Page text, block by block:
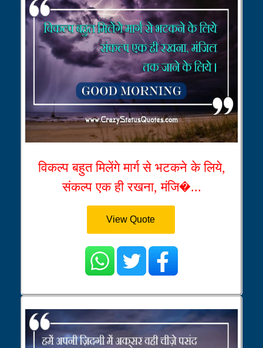
विकल्प बहुत मिलेंगे मार्ग से भटकने के लिये,
संकल्प एक ही रखना, मंजि�...
View Quote